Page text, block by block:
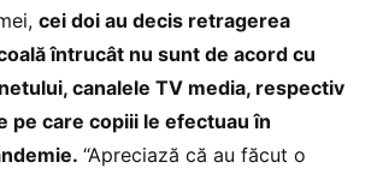
cei doi au decis retragerea
întrucât nu sunt de acord cu
canalele TV media, respectiv
pe care copiii le efectuau în
“Apreciază că au făcut o